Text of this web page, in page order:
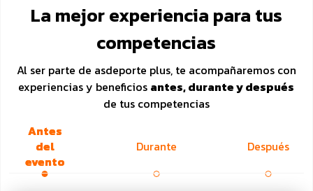
La mejor experiencia para tus
competencias
Al ser parte de asdeporte plus, te acompañaremos con
experiencias y beneficios antes, durante y después
de tus competencias
Antes
del
evento
Durante Después